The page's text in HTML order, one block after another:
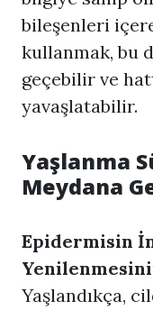
bileşenleri
kullanmak, bu
geçebilir ve
yavaşlatabilir.
Yaşlanma
Meydana
Epidermisin
Yaşlandıkça,